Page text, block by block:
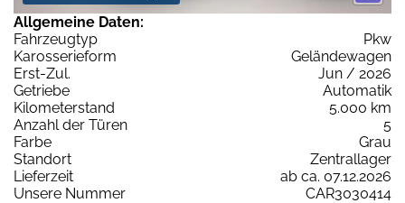
Allgemeine Daten:
Fahrzeugtyp
Pkw
Karosserieform
Geländewagen
Erst-Zul.
Jun / 2026
Getriebe
Automatik
Kilometerstand
5.000 km
Anzahl der Türen
5
Farbe
Grau
Standort
Zentrallager
Lieferzeit
ab ca. 07.12.2026
Unsere Nummer
CAR3030414